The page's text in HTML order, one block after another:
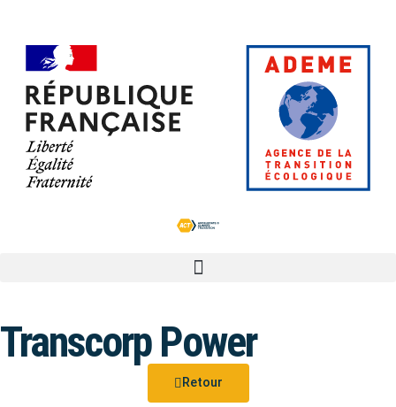
Transcorp Power
Retour